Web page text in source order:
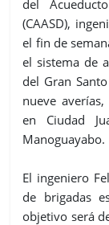
del
(CAASD),
el fin de
el sistema de
del Gran
nueve
en Ciudad
Manoguayabo.
El ingeniero
de brigadas
objetivo será